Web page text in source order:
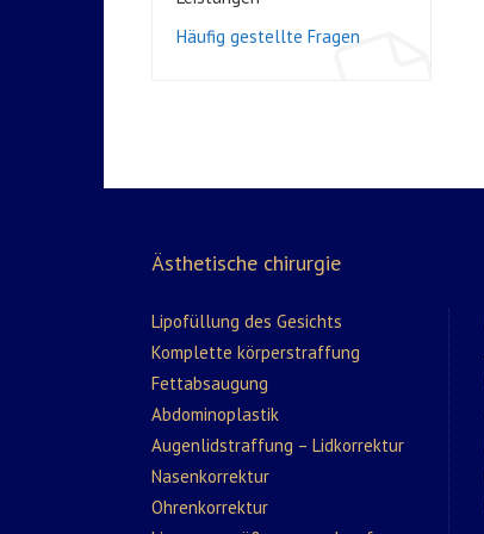
Häufig gestellte Fragen
Ästhetische chirurgie
Lipofüllung des Gesichts
Komplette körperstraffung
Fettabsaugung
Abdominoplastik
Augenlidstraffung – Lidkorrektur
Nasenkorrektur
Ohrenkorrektur